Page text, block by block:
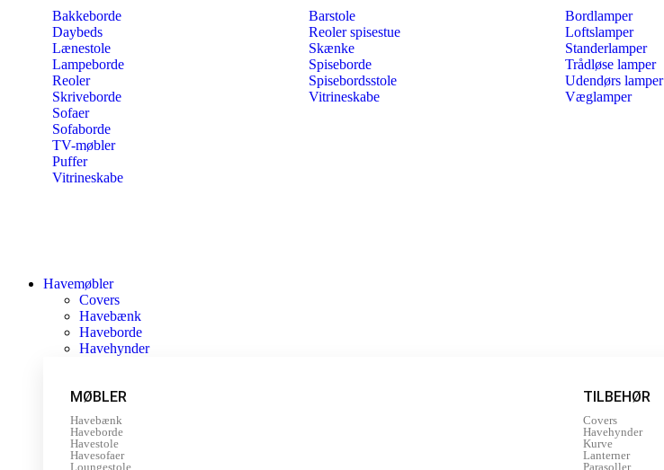
Bakkeborde
Daybeds
Lænestole
Lampeborde
Reoler
Skriveborde
Sofaer
Sofaborde
TV-møbler
Puffer
Vitrineskabe
Barstole
Reoler spisestue
Skænke
Spiseborde
Spisebordsstole
Vitrineskabe
Bordlamper
Loftslamper
Standerlamper
Trådløse lamper
Udendørs lamper
Væglamper
Havemøbler
Covers
Havebænk
Haveborde
Havehynder
MØBLER
Havebænk
Haveborde
Havestole
Havesofaer
Loungestole
TILBEHØR
Covers
Havehynder
Kurve
Lanterner
Parasoller